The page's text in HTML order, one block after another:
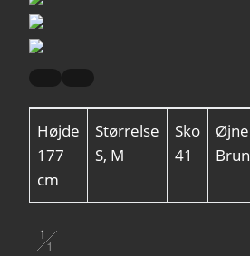
Højde
177
cm
Størrelse
S, M
Sko
41
Øjne
Brun
1
1